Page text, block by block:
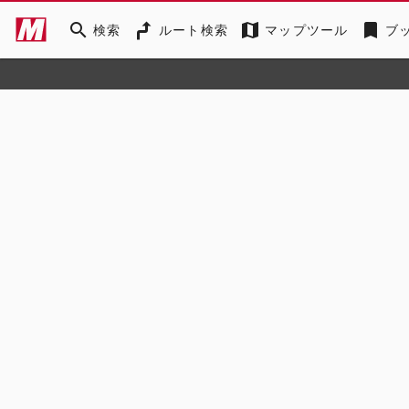
search 検索 ルート検索 map マップツール bookmark ブ